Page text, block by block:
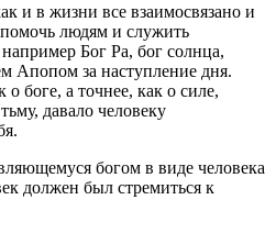
и в жизни все взаимосвязано и
людям и служить
Бог Ра, бог солнца,
Апопом за наступление дня.
боге, а точнее, как о силе,
давало человеку
богом в виде человека
должен был стремиться к